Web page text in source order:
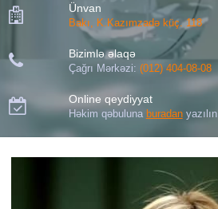
 Ünvan
Bakı, K.Kazımzadə küç. 118
 Bizimlə əlaqə
Çağrı Mərkəzi: (012) 404-08-08
 Online qeydiyyat
Həkim qəbuluna buradanyazılın